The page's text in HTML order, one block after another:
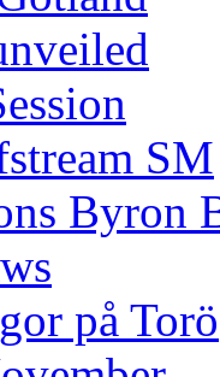
SM
Byron
på Torö